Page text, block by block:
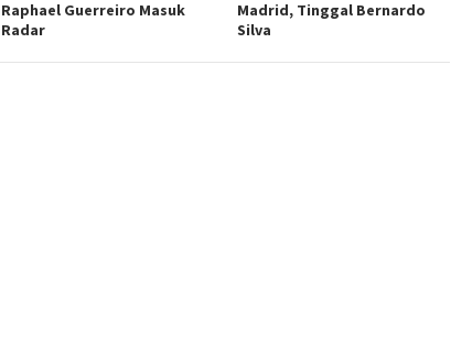
Raphael Guerreiro Masuk
Radar
Madrid, Tinggal Bernardo
Silva